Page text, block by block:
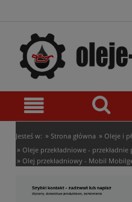
Jesteś w: » Strona główna » Oleje i
» Oleje przekładniowe - przekładnie
» Olej przekładniowy - Mobil